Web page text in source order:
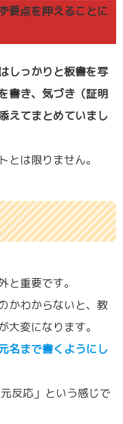
要点を押えることに
しっかりと板書を写
書き、気づき（証明
えてまとめていまし
とは限りません。
と重要です。
かわからないと、教
変になります。
名まで書くようにし
反応」という感じで